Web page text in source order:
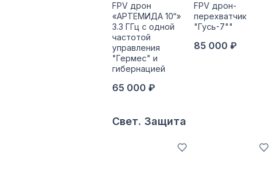
FPV дрон
«АРТЕМИДА 10“»
3.3 ГГц с одной
частотой
управления
"Гермес" и
гибернацией
65 000 ₽
FPV дрон-
перехватчик
"Гусь-7""
85 000 ₽
Свет. Защита